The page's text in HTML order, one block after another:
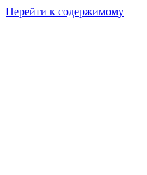
Перейти к содержимому